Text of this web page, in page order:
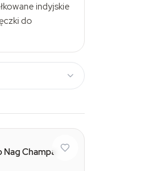
indyjskie
do
Nag Champa